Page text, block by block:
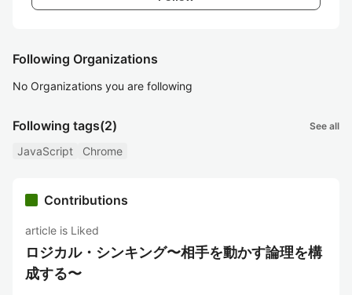
Following Organizations
No Organizations you are following
Following tags(2) See all
JavaScript Chrome
Contributions
article is Liked
ロジカル・シンキング〜相手を動かす論理を構
成する〜